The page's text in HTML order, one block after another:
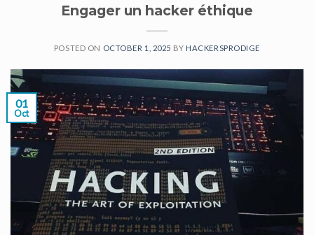
Engager un hacker éthique
POSTED ON OCTOBER 1, 2025 BY HACKERSPRODIGE
01
Oct